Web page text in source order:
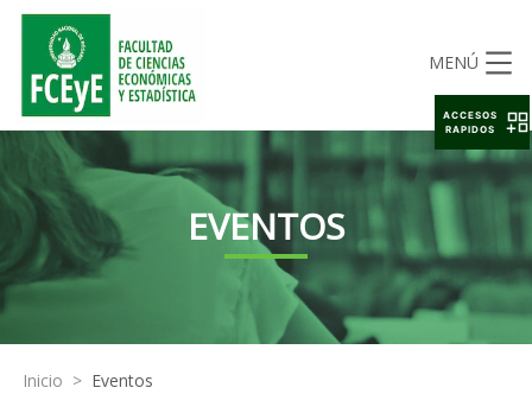
MENÚ
EVENTOS
Inicio > Eventos
ACCESOS
RAPIDOS